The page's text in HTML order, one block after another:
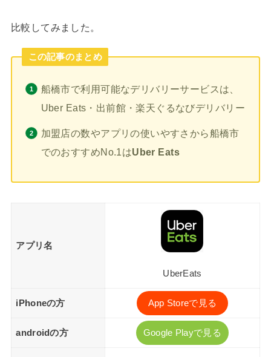
比較してみました。
この記事のまとめ
船橋市で利用可能なデリバリーサービスは、
Uber Eats・出前館・楽天ぐるなびデリバリー
加盟店の数やアプリの使いやすさから船橋市
でのおすすめNo.1はUber Eats
アプリ名
UberEats
iPhoneの方 App Storeで見る
androidの方 Google Playで見る